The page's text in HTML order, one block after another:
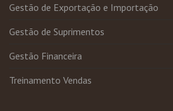
Gestão de Exportação e Importação
Gestão de Suprimentos
Gestão Financeira
Treinamento Vendas